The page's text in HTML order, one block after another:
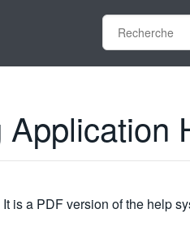
is a PDF version of the help